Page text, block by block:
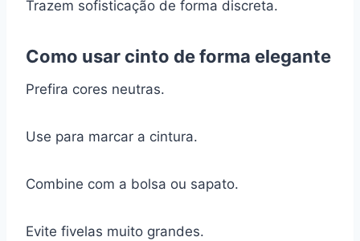
Trazem sofisticação de forma discreta.
Como usar cinto de forma elegante
Prefira cores neutras.
Use para marcar a cintura.
Combine com a bolsa ou sapato.
Evite fivelas muito grandes.